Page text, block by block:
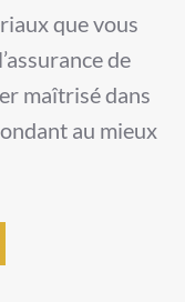
que vous
de
maîtrisé dans
au mieux